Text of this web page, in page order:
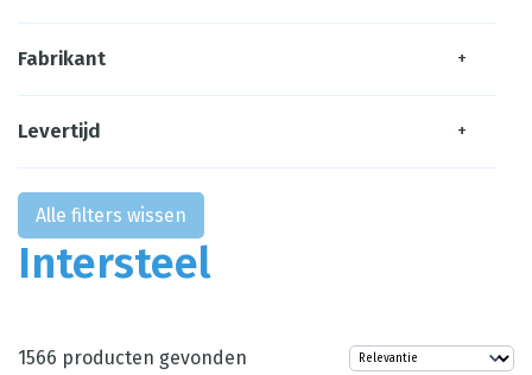
Intersteel
1566 producten gevonden
Fabrikant +
Levertijd +
Alle filters wissen